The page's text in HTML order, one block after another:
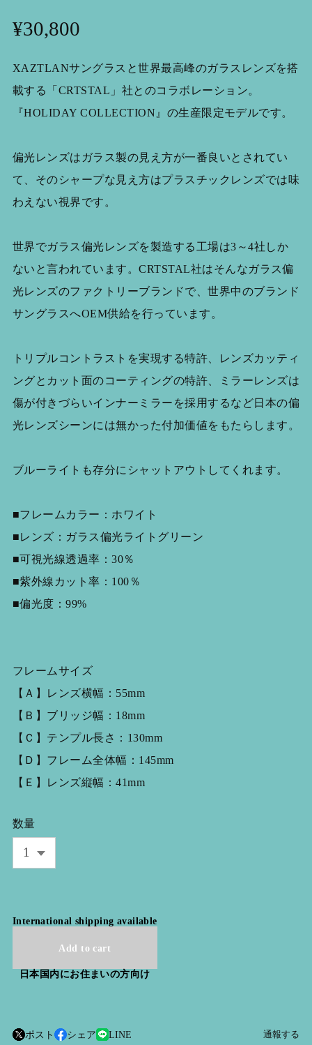
¥30,800
XAZTLANサングラスと世界最高峰のガラスレンズを搭
載する「CRTSTAL」社とのコラボレーション。
『HOLIDAY COLLECTION』の生産限定モデルです。
偏光レンズはガラス製の見え方が一番良いとされてい
て、そのシャープな見え方はプラスチックレンズでは味
わえない視界です。
世界でガラス偏光レンズを製造する工場は3～4社しか
ないと言われています。CRTSTAL社はそんなガラス偏
光レンズのファクトリーブランドで、世界中のブランド
サングラスへOEM供給を行っています。
トリプルコントラストを実現する特許、レンズカッティ
ングとカット面のコーティングの特許、ミラーレンズは
傷が付きづらいインナーミラーを採用するなど日本の偏
光レンズシーンには無かった付加価値をもたらします。
ブルーライトも存分にシャットアウトしてくれます。
■フレームカラー：ホワイト
■レンズ：ガラス偏光ライトグリーン
■可視光線透過率：30％
■紫外線カット率：100％
■偏光度：99%
フレームサイズ
【Ａ】レンズ横幅：55mm
【Ｂ】ブリッジ幅：18mm
【Ｃ】テンプル長さ：130mm
【Ｄ】フレーム全体幅：145mm
【Ｅ】レンズ縦幅：41mm
数量
International shipping available
Add to cart
日本国内にお住まいの方向け
ポスト シェア LINE 通報する